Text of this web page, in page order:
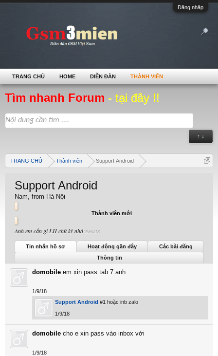
Đăng nhập
Tìm nhanh Forum - tại đây !!
↑ ↓
TRANG CHỦ Thành viên Support Android
Support Android
Nam, from Hà Nội
Thành viên mới
Anh em cần gì LH chữ ký nhá 29/6/18
Support Android được nhìn thấy lần cuối: 8/4/21
Tin nhắn hồ sơ Hoạt động gần đây
Các bài đăng
Thông tin
domobile em xin pass tab 7 anh
1/9/18
Support Android #1 hoặc inb zalo
1/9/18
domobile cho e xin pass vào inbox với
1/9/18
TRANG CHỦ HOME DIỄN ĐÀN THÀNH VIÊN